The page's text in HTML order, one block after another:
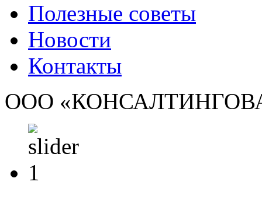
Полезные советы
Новости
Контакты
ООО